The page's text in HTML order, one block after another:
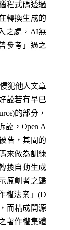
程式碼透過
轉換生成的
之處，AI無
參考」過之
犯他人文章
訟若有早已
的部分，
訟，Open A
告，其間的
來做為訓練
換自動生成
原創者之歸
權法案」(D
而構成開源
著作權集體